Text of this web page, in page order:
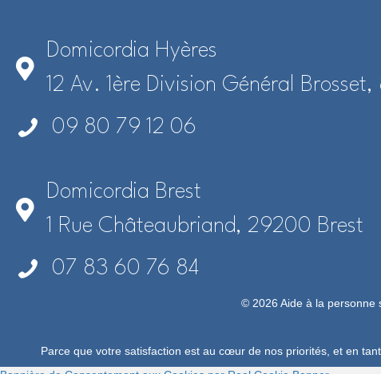
Domicordia Hyères
12 Av. 1ère Division Général
09 80 79 12 06
Domicordia Brest
1 Rue Châteaubriand, 29200 Brest
07 83 60 76 84
© 2026 Aide à la personne
Parce que votre satisfaction est au cœur de nos priorités, et en